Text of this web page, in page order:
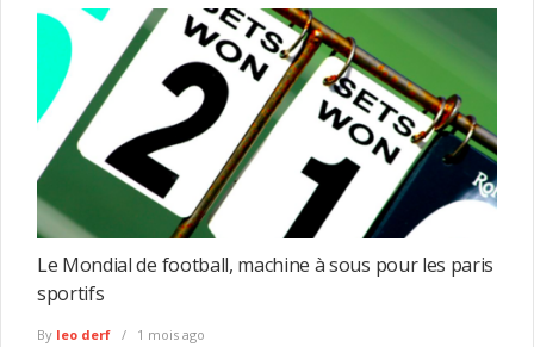
Le Mondial de football, machine à sous pour les paris
sportifs
By leo derf 1 mois ago